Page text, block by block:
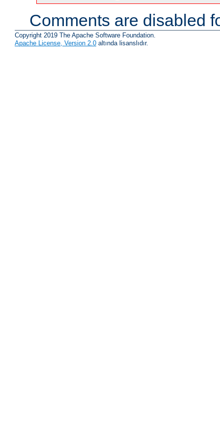
Comments are disabled
Copyright 2019 The Apache Software Foundation.
Apache License, Version 2.0 altında lisanslıdır.